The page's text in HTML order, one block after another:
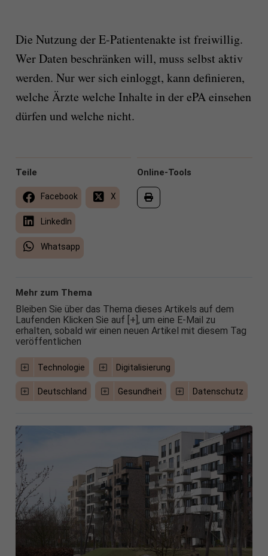
Die Nutzung der E-Patientenakte ist freiwillig.
Wer Daten beschränken will, muss selbst aktiv
werden. Nur wer sich einloggt, kann definieren,
welche Ärzte welche Inhalte in der ePA einsehen
dürfen und welche nicht.
Online-Tools
Teile
Facebook X
LinkedIn
Whatsapp
Mehr zum Thema
Bleiben Sie über das Thema dieses Artikels auf dem
Laufenden Klicken Sie auf [+], um eine E-Mail zu
erhalten, sobald wir einen neuen Artikel mit diesem Tag
veröffentlichen
Technologie Digitalisierung
Deutschland Gesundheit Datenschutz